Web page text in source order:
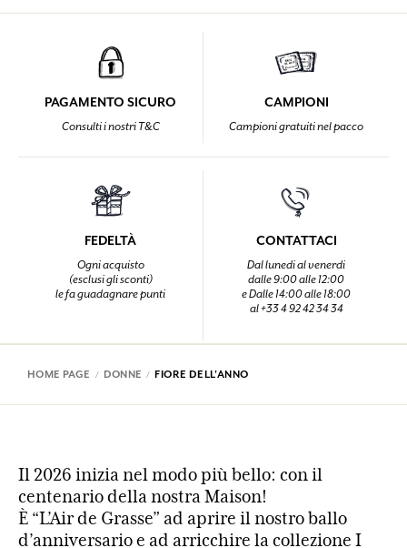
PAGAMENTO SICURO
Consulti i nostri T&C
CAMPIONI
Campioni gratuiti nel pacco
FEDELTÀ
Ogni acquisto
(esclusi gli sconti)
le fa guadagnare punti
CONTATTACI
Dal lunedi al venerdi
dalle 9:00 alle 12:00
e Dalle 14:00 alle 18:00
al +33 4 92 42 34 34
HOME PAGE DONNE FIORE DELL'ANNO
Il 2026 inizia nel modo più bello: con il
centenario della nostra Maison!
È “L’Air de Grasse” ad aprire il nostro ballo
d’anniversario e ad arricchire la collezione I